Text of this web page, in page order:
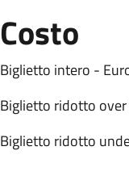
Costo
Biglietto intero -
Biglietto ridotto
Biglietto ridotto